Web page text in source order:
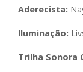
Aderecista:
Iluminação:
Trilha Sonora